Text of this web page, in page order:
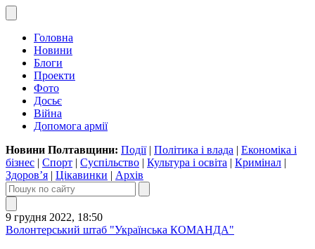
Головна
Новини
Блоги
Проекти
Фото
Досьє
Війна
Допомога армії
Новини Полтавщини: Події| Політика і влада | Економіка і
бізнес | Спорт | Суспільство | Культура і освіта | Кримінал |
Здоров’я | Цікавинки | Архів
9 грудня 2022, 18:50
Волонтерський штаб "Українська КОМАНДА"